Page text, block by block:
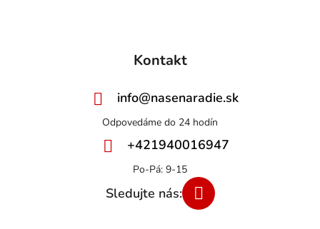
Kontakt
info@nasenaradie.sk
+421940016947